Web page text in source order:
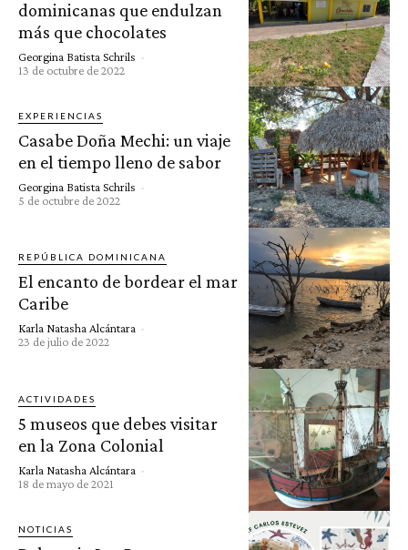
dominicanas que endulzan
más que chocolates
Georgina Batista Schrils -
13 de octubre de 2022
EXPERIENCIAS
Casabe Doña Mechi: un viaje
en el tiempo lleno de sabor
Georgina Batista Schrils -
5 de octubre de 2022
REPÚBLICA DOMINICANA
El encanto de bordear el mar
Caribe
Karla Natasha Alcántara -
23 de julio de 2022
ACTIVIDADES
5 museos que debes visitar
en la Zona Colonial
Karla Natasha Alcántara -
18 de mayo de 2021
NOTICIAS